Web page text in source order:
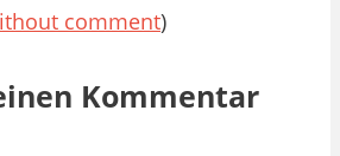
comment)
Kommentar